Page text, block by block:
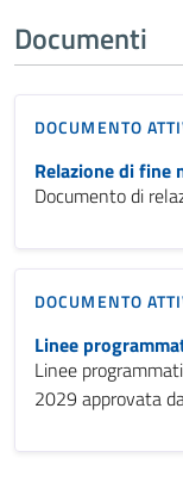
Documenti
DOCUMENTO
Relazione di fine
Documento di
DOCUMENTO
Linee
Linee
2029 approvata